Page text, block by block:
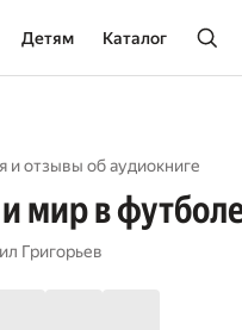
Детям Каталог
и отзывы об aудиокниге
мир в
Григорьев